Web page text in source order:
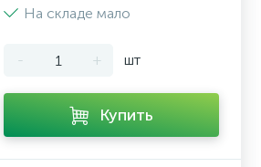
На складе мало
- + шт
Купить